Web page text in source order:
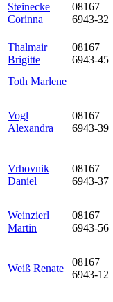
Steinecke
Corinna
08167
6943-32
Thalmair
Brigitte
08167
6943-45
Toth Marlene
Vogl
Alexandra
08167
6943-39
Vrhovnik
Daniel
08167
6943-37
Weinzierl
Martin
08167
6943-56
Weiß Renate
08167
6943-12